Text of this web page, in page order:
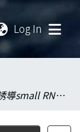
Log In
甘藷中傷害誘導small RNA和其目標基因的功能